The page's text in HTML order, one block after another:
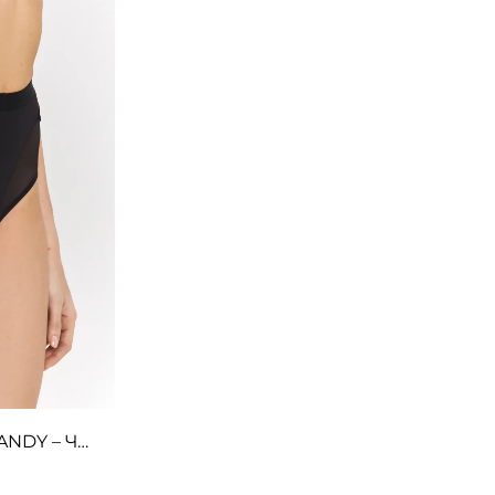
Високі шорти з сіткою – CANDY – Чорні